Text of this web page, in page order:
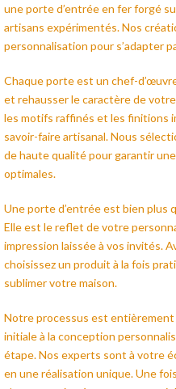
une porte d’entrée en fer forgé
artisans expérimentés. Nos
personnalisation pour s’adapter
Chaque porte est un chef-
et rehausser le caractère de
les motifs raffinés et les finitions
savoir-faire artisanal. Nous
de haute qualité pour garantir
optimales.
Une porte d’entrée est bien plus
Elle est le reflet de votre
impression laissée à vos invités.
choisissez un produit à la fois
sublimer votre maison.
Notre processus est entièrement
initiale à la conception
étape. Nos experts sont à votre
en une réalisation unique. Une